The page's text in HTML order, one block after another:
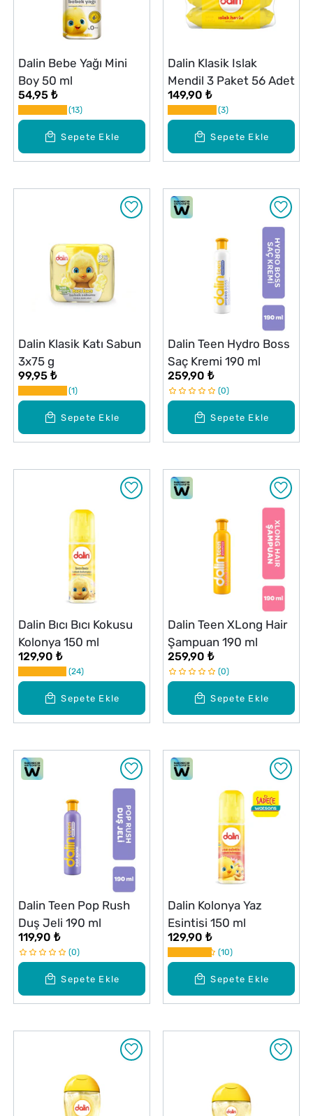
Sepete Ekle
Dalin Bebe Yağı Mini
Boy 50 ml
54,95 ₺
13
Sepete Ekle
Dalin Klasik Islak
Mendil 3 Paket 56 Adet
149,90 ₺
3
Sepete Ekle
Dalin Klasik Katı Sabun
3x75 g
99,95 ₺
1
Sepete Ekle
Dalin Teen Hydro Boss
Saç Kremi 190 ml
259,90 ₺
0
Sepete Ekle
Dalin Bıcı Bıcı Kokusu
Kolonya 150 ml
129,90 ₺
24
Sepete Ekle
Dalin Teen XLong Hair
Şampuan 190 ml
259,90 ₺
0
Sepete Ekle
Dalin Teen Pop Rush
Duş Jeli 190 ml
119,90 ₺
0
Sepete Ekle
Dalin Kolonya Yaz
Esintisi 150 ml
129,90 ₺
10